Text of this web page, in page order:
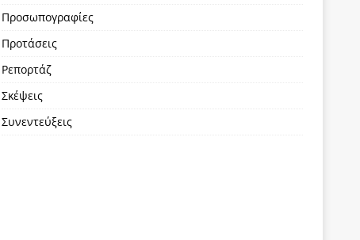
Προσωπογραφίες
Προτάσεις
Ρεπορτάζ
Σκέψεις
Συνεντεύξεις